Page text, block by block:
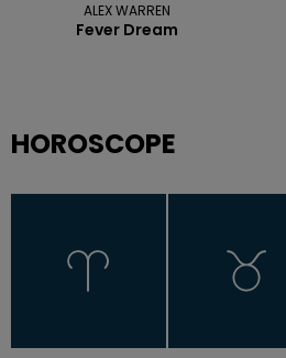
ALEX WARREN
Fever Dream
HOROSCOPE